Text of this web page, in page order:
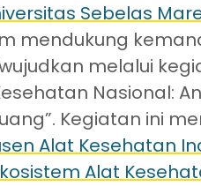
Sebelas
mendukung
melalui
Nasional:
Kegiatan ini
Alat Kesehatan
Alat